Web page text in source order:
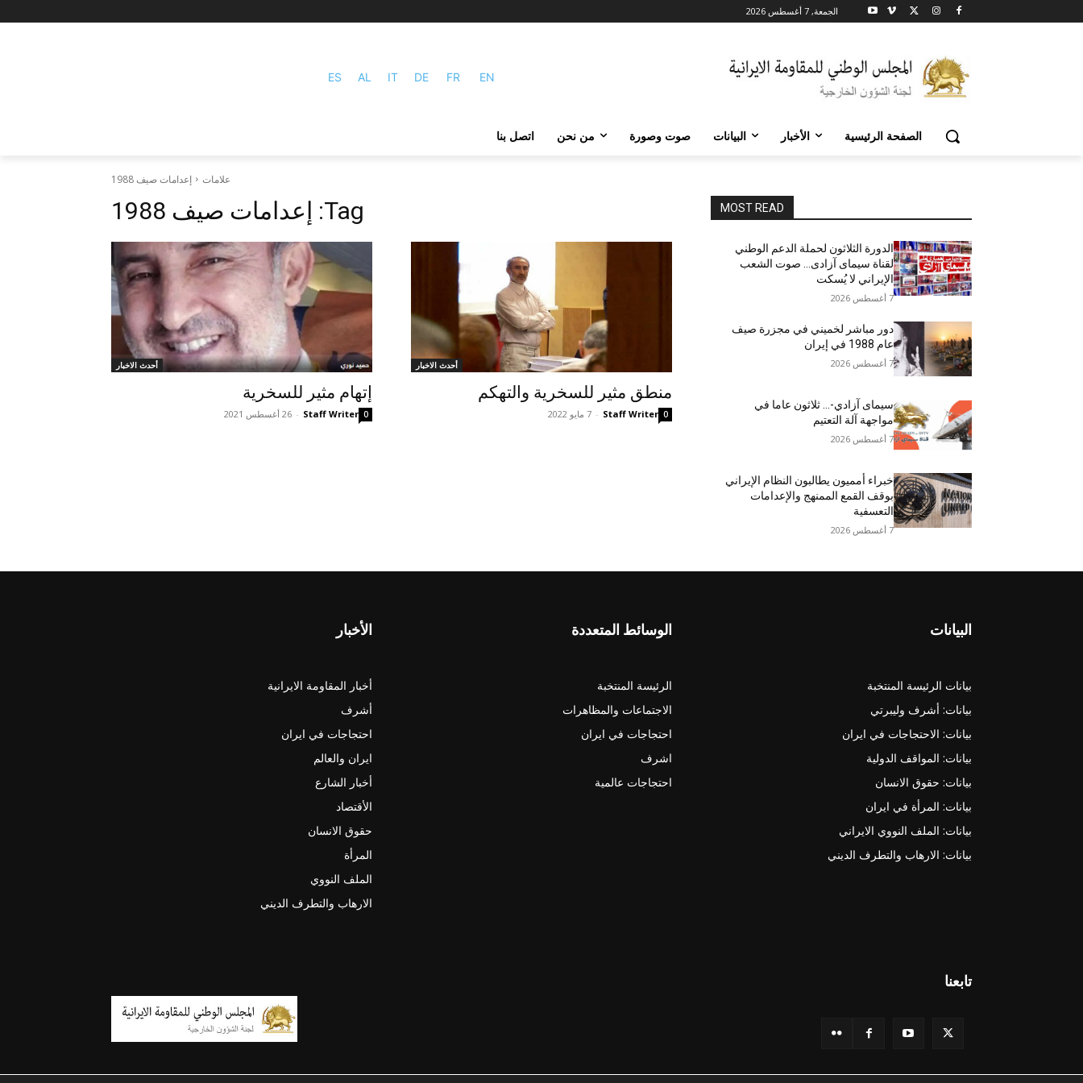
الجمعة, 7 أغسطس 2026
ES AL IT DE FR EN
الصفحة الرئيسية الأخبار البيانات صوت وصورة من نحن اتصل بنا
علامات إعدامات صيف 1988
Tag: إعدامات صيف 1988
أحدث الاخبار
منطق مثير للسخرية والتهکم
Staff Writer
- 7 مايو 2022 0
أحدث الاخبار
إتهام مثير للسخرية
Staff Writer
- 26 أغسطس 2021 0
MOST READ
الدورة الثلاثون لحملة الدعم الوطني
لقناة سیمای آزادی… صوت الشعب
الإيراني لا يُسكت
7 أغسطس 2026
دور مباشر لخميني في مجزرة صيف
عام 1988 في إيران
7 أغسطس 2026
سيمای آزادي-… ثلاثون عاما في
مواجهة آلة التعتيم
7 أغسطس 2026
خبراء أمميون يطالبون النظام الإيراني
بوقف القمع الممنهج والإعدامات
التعسفية
7 أغسطس 2026
الأخبار
أخبار المقاومة الايرانية
أشرف
احتجاجات في ايران
ايران والعالم
أخبار الشارع
الأقتصاد
حقوق الانسان
المرأة
الملف النووي
الارهاب والتطرف الديني
الوسائط المتعددة
الرئيسة المنتخبة
الاجتماعات والمظاهرات
احتجاجات في ايران
اشرف
احتجاجات عالمية
البيانات
بيانات الرئيسة المنتخبة
بيانات: أشرف وليبرتي
بيانات: الاحتجاجات في ايران
بيانات: المواقف الدولية
بيانات: حقوق الانسان
بيانات: المرأة في ايران
بيانات: الملف النووي الايراني
بيانات: الارهاب والتطرف الديني
تابعنا